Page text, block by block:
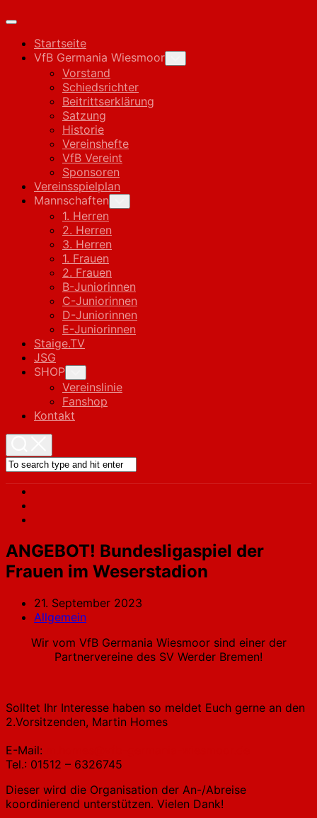
Expand
Startseite
VfB Germania Wiesmoor
Child
Vorstand
Schiedsrichter
Beitrittserklärung
Satzung
Historie
Vereinshefte
VfB Vereint
Sponsoren
Vereinsspielplan
Mannschaften
Child
1. Herren
2. Herren
3. Herren
1. Frauen
2. Frauen
B-Juniorinnen
C-Juniorinnen
D-Juniorinnen
E-Juniorinnen
Staige.TV
JSG
SHOP
Child
Menu
Vereinslinie
Fanshop
Kontakt
ANGEBOT! Bundesligaspiel der
Frauen im Weserstadion
21. September 2023
Allgemein
Wir vom VfB Germania Wiesmoor sind einer der
Partnervereine des SV Werder Bremen!
Solltet Ihr Interesse haben so meldet Euch gerne an den
2.Vorsitzenden, Martin Homes
E-Mail:
Tel.: 01512 – 6326745
Dieser wird die Organisation der An-/Abreise
koordinierend unterstützen. Vielen Dank!